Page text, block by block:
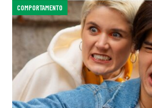
COMPORTAMENTO